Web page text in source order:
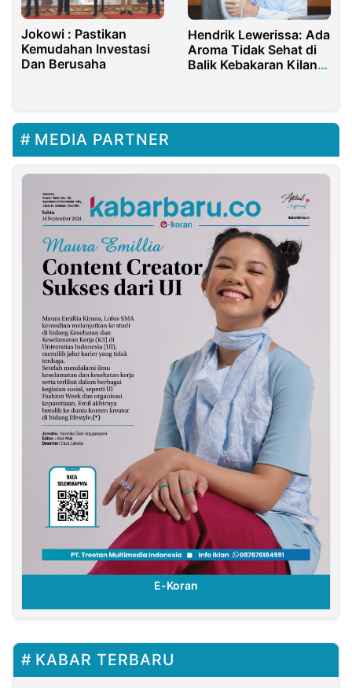
Jokowi : Pastikan
Kemudahan Investasi
Dan Berusaha
Hendrik Lewerissa: Ada
Aroma Tidak Sehat di
Balik Kebakaran Kilang
MEDIA PARTNER
E-Koran
KABAR TERBARU